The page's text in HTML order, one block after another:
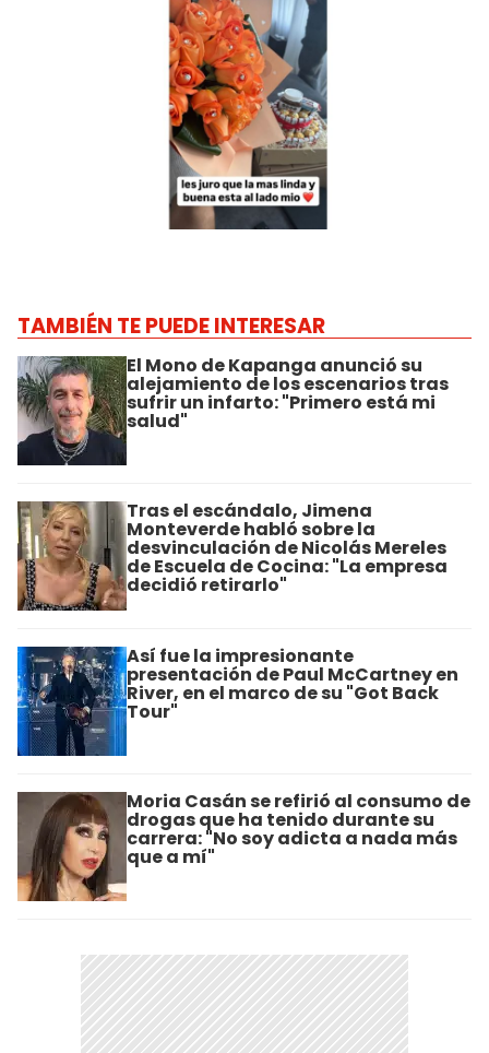
TAMBIÉN TE PUEDE INTERESAR
El Mono de Kapanga anunció su
alejamiento de los escenarios tras
sufrir un infarto: "Primero está mi
salud"
Tras el escándalo, Jimena
Monteverde habló sobre la
desvinculación de Nicolás Mereles
de Escuela de Cocina: "La empresa
decidió retirarlo"
Así fue la impresionante
presentación de Paul McCartney en
River, en el marco de su "Got Back
Tour"
Moria Casán se refirió al consumo de
drogas que ha tenido durante su
carrera: "No soy adicta a nada más
que a mí"